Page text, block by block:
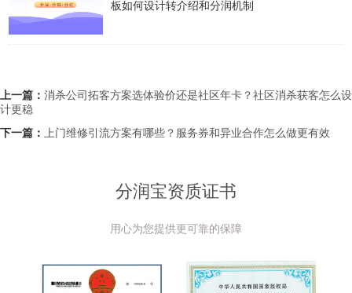
板如何设计转介绍和分润机制
上一篇： 消杀公司拓客方案选体验价还是社区年卡？社区消杀获客怎么设
计更稳
下一篇：
上门维修引流方案有哪些？服务券和异业合作怎么做更有效
分润宝资质证书
用心为您提供更可靠的保障